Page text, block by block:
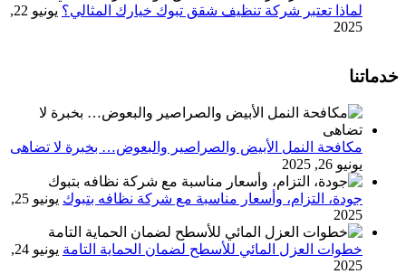
لماذا تعتبر شركة تنظيف شقق تبوك خيارك المثالي؟
يونيو 22,
2025
خدماتنا
مكافحة النمل الأبيض والصراصير والبعوض… بخبرة لا تضاهى
يونيو 26, 2025
جودة، التزام، وأسعار مناسبة مع شركة نظافه بتبوك
يونيو 25,
2025
خطوات العزل المائي للأسطح لضمان الحماية التامة
يونيو 24,
2025